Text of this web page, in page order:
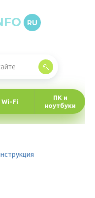
RU
Wi-Fi
ПК и
ноутбуки